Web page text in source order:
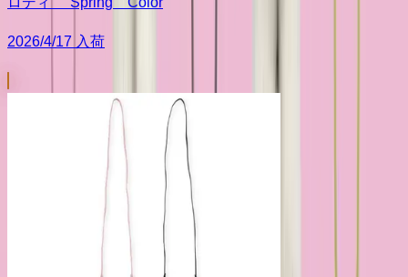
2026/4/17 入荷